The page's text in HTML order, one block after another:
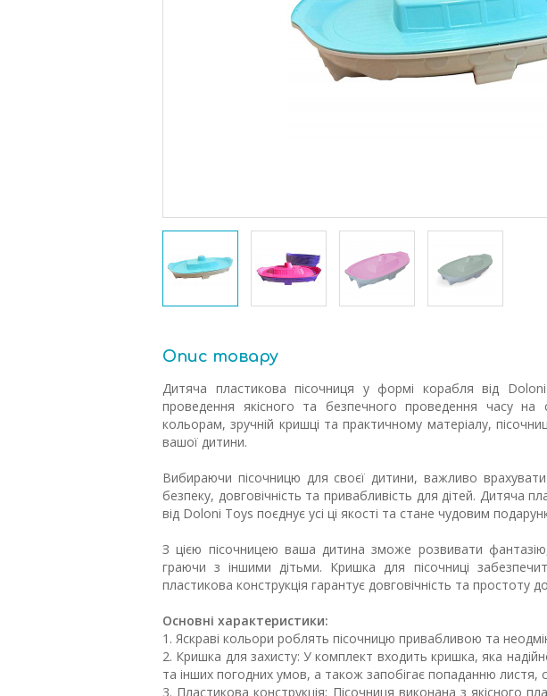
Опис товару
Дитяча пластикова пісочниця у формі корабля від
проведення якісного та безпечного проведення часу на
кольорам, зручній кришці та практичному матеріалу,
вашої дитини.
Вибираючи пісочницю для своєї дитини, важливо врахувати
безпеку, довговічність та привабливість для дітей. Дитяча
від Doloni Toys поєднує усі ці якості та стане чудовим
З цією пісочницею ваша дитина зможе розвивати фантазію,
граючи з іншими дітьми. Кришка для пісочниці
пластикова конструкція гарантує довговічність та простоту
Основні характеристики:
1. Яскраві кольори роблять пісочницю привабливою та
2. Кришка для захисту: У комплект входить кришка, яка
та інших погодних умов, а також запобігає попаданню листя,
3. Пластикова конструкція: Пісочниця виконана з якісного